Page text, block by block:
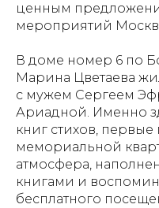
ценным
мероприятий
В доме номер 6 по
Марина Цветаева
с мужем Сергеем
Ариадной. Именно
книг стихов, первые
мемориальной
атмосфера,
книгами и
бесплатного